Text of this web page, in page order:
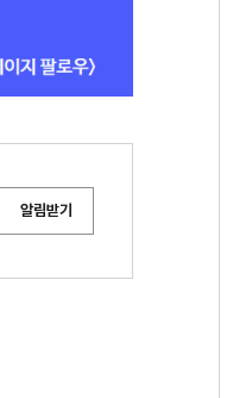
알림받기